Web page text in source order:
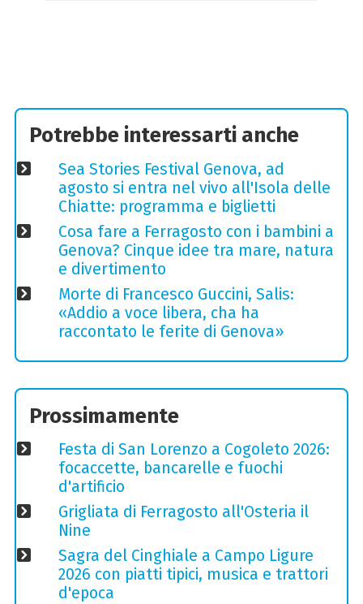
Potrebbe interessarti anche
Sea Stories Festival Genova, ad
agosto si entra nel vivo all'Isola delle
Chiatte: programma e biglietti
Cosa fare a Ferragosto con i bambini a
Genova? Cinque idee tra mare, natura
e divertimento
Morte di Francesco Guccini, Salis:
«Addio a voce libera, cha ha
raccontato le ferite di Genova»
Prossimamente
Festa di San Lorenzo a Cogoleto 2026:
focaccette, bancarelle e fuochi
d'artificio
Grigliata di Ferragosto all'Osteria il
Nine
Sagra del Cinghiale a Campo Ligure
2026 con piatti tipici, musica e trattori
d'epoca